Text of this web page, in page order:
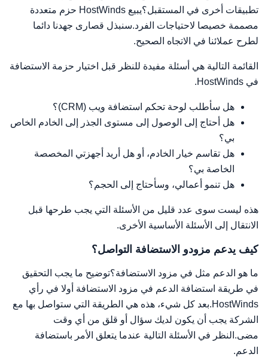
تطبيقات أخرى في المستقبل؟يبيع HostWinds حزم متعددة
مصممة خصيصا لاحتياجات الفرد.سنبذل قصارى جهدنا دائما
لطرح عملائنا في الاتجاه الصحيح.
القائمة التالية هي أسئلة مفيدة للنظر قبل اختيار حزمة الاستضافة
في HostWinds.
هل سأطلب لوحة تحكم استضافة ويب (CRM)؟
هل أحتاج إلى الوصول إلى مستوى الجذر إلى الخادم الخاص
بي؟
هل تقاسم خيار الخادم، أو هل أريد أجهزتي المخصصة
الخاصة بي؟
هل تنمو أعمالي، وسأحتاج إلى الحجم؟
هذه ليست سوى عدد قليل من الأسئلة التي يجب طرحها قبل
الانتقال إلى الأسئلة الأساسية الأخرى.
كيف يدعم مزودو الاستضافة التواصل؟
ما هو الدعم مثل في مزود الاستضافة؟توضيح ما يجب التحقيق
في طريقة استضافة الدعم في مزود الاستضافة أولا في رأي
HostWinds.بعد كل شيء، هذه هي الطريقة التي ستواصل بها مع
الشركة يجب أن يكون لديك سؤال أو قلق من أي وقت
مضى.النظر في الأسئلة التالية عندما يتعلق الأمر باستضافة
الدعم.